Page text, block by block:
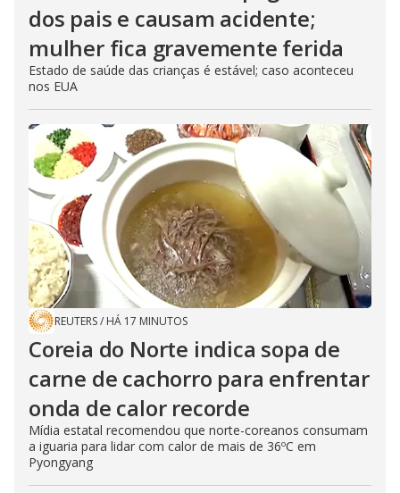
dos pais e causam acidente;
mulher fica gravemente ferida
Estado de saúde das crianças é estável; caso aconteceu
nos EUA
REUTERS/ HÁ 17 MINUTOS
Coreia do Norte indica sopa de
carne de cachorro para enfrentar
onda de calor recorde
Mídia estatal recomendou que norte-coreanos consumam
a iguaria para lidar com calor de mais de 36ºC em
Pyongyang